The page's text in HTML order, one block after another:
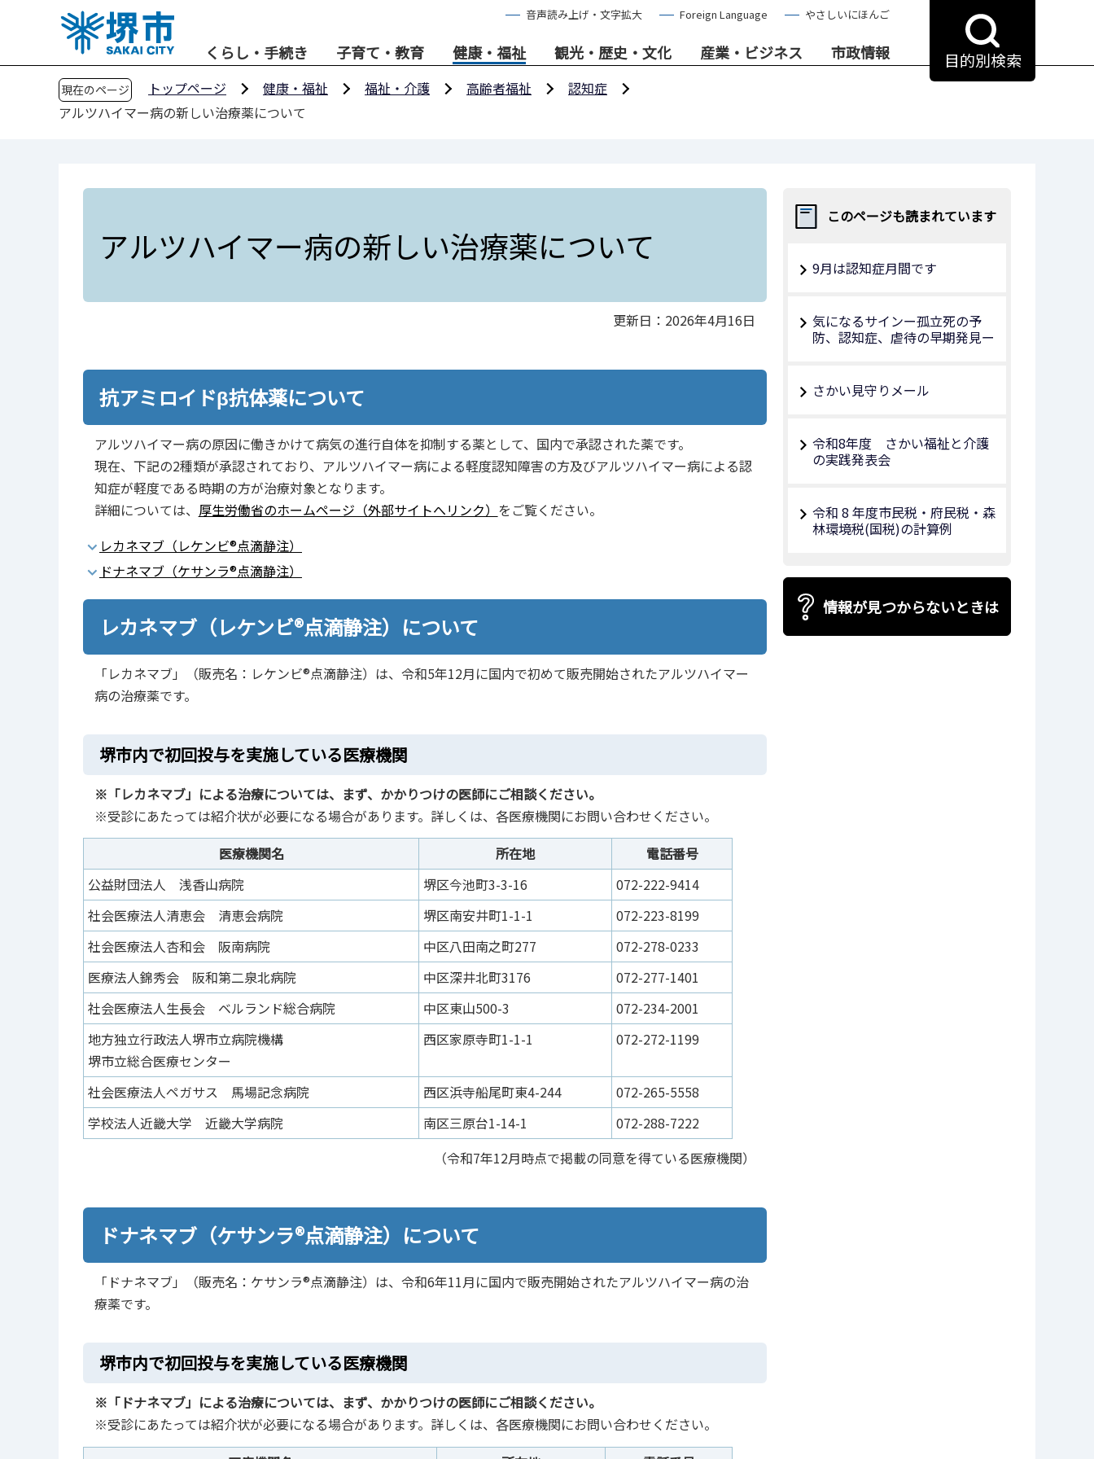
音声読み上げ・文字拡大 Foreign Language やさしいにほんご
くらし・手続き 子育て・教育 健康・福祉 観光・歴史・文化 産業・ビジネス 市政情報 目的別検索
現在のページ トップページ 健康・福祉 福祉・介護 高齢者福祉
認知症
アルツハイマー病の新しい治療薬について
アルツハイマー病の新しい治療薬について
更新日：2026年4月16日
抗アミロイドβ抗体薬について
アルツハイマー病の原因に働きかけて病気の進行自体を抑制する薬として、国内で承認された薬です。
現在、下記の2種類が承認されており、アルツハイマー病による軽度認知障害の方及びアルツハイマー病による認
知症が軽度である時期の方が治療対象となります。
詳細については、 厚生労働省のホームページ（外部サイトへリンク） をご覧ください。
レカネマブ（レケンビ®点滴静注）
ドナネマブ（ケサンラ®点滴静注）
レカネマブ（レケンビ®点滴静注）について
「レカネマブ」（販売名：レケンビ®点滴静注）は、令和5年12月に国内で初めて販売開始されたアルツハイマー
病の治療薬です。
堺市内で初回投与を実施している医療機関
※「レカネマブ」による治療については、まず、かかりつけの医師にご相談ください。
※受診にあたっては紹介状が必要になる場合があります。詳しくは、各医療機関にお問い合わせください。
医療機関名
所在地
電話番号
公益財団法人 浅香山病院
堺区今池町3-3-16
072-222-9414
社会医療法人清恵会 清恵会病院
堺区南安井町1-1-1
072-223-8199
社会医療法人杏和会 阪南病院
中区八田南之町277
072-278-0233
医療法人錦秀会 阪和第二泉北病院
中区深井北町3176
072-277-1401
社会医療法人生長会 ベルランド総合病院
中区東山500-3
072-234-2001
地方独立行政法人堺市立病院機構
堺市立総合医療センター
西区家原寺町1-1-1 072-272-1199
社会医療法人ペガサス 馬場記念病院 西区浜寺船尾町東4-244
072-265-5558
学校法人近畿大学 近畿大学病院
南区三原台1-14-1
072-288-7222
（令和7年12月時点で掲載の同意を得ている医療機関）
ドナネマブ（ケサンラ®点滴静注）について
「ドナネマブ」（販売名：ケサンラ®点滴静注）は、令和6年11月に国内で販売開始されたアルツハイマー病の治
療薬です。
堺市内で初回投与を実施している医療機関
※「ドナネマブ」による治療については、まず、かかりつけの医師にご相談ください。
※受診にあたっては紹介状が必要になる場合があります。詳しくは、各医療機関にお問い合わせください。
このページも読まれています
9月は認知症月間です
気になるサインー孤立死の予
防、認知症、虐待の早期発見ー
さかい見守りメール
令和8年度 さかい福祉と介護
の実践発表会
令和 8 年度市民税・府民税・森
林環境税(国税)の計算例
情報が見つからないときは